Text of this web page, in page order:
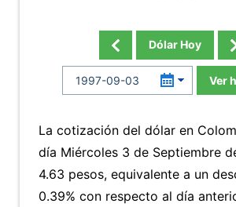
Dólar Hoy
Ver
La cotización del dólar en
día Miércoles 3 de Septiembre
4.63 pesos, equivalente a un
0.39% con respecto al día